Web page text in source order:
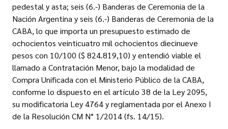
pedestal y asta; seis (6.-) Banderas de Ceremonia de la
Nación Argentina y seis (6.-) Banderas de Ceremonia de la
CABA, lo que importa un presupuesto estimado de
ochocientos veinticuatro mil ochocientos diecinueve
pesos con 10/100 ($ 824.819,10) y entendió viable el
llamado a Contratación Menor, bajo la modalidad de
Compra Unificada con el Ministerio Público de la CABA,
conforme lo dispuesto en el artículo 38 de la Ley 2095,
su modificatoria Ley 4764 y reglamentada por el Anexo I
de la Resolución CM N° 1/2014 (fs. 14/15).